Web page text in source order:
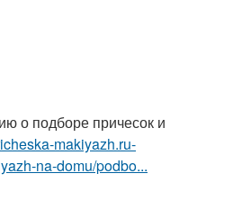
о подборе причесок и
makiyazh.ru-
na-domu/podbo...